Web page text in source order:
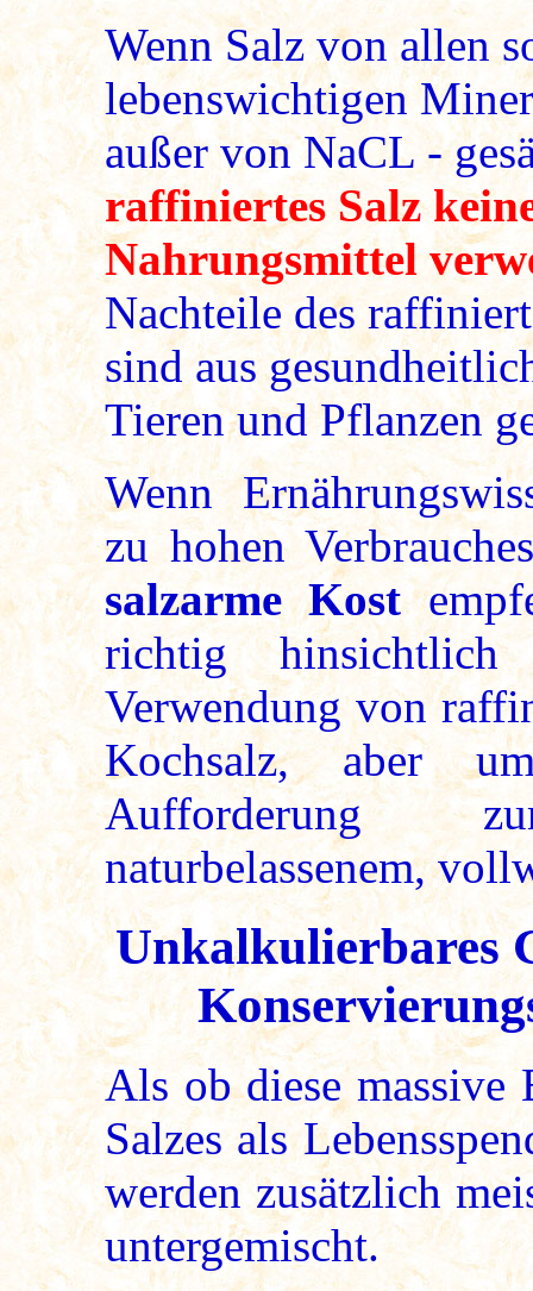
Wenn Salz von allen
lebenswichtigen
außer von NaCL -
raffiniertes Salz
Nahrungsmittel
Nachteile des
sind aus
Tieren und Pflanzen
Wenn
zu hohen
salzarme Kost
richtig
Verwendung von
Kochsalz, aber
Aufforderung
naturbelassenem,
Unkalkulierbares
Als ob diese massive
Salzes als
werden zusätzlich
untergemischt.